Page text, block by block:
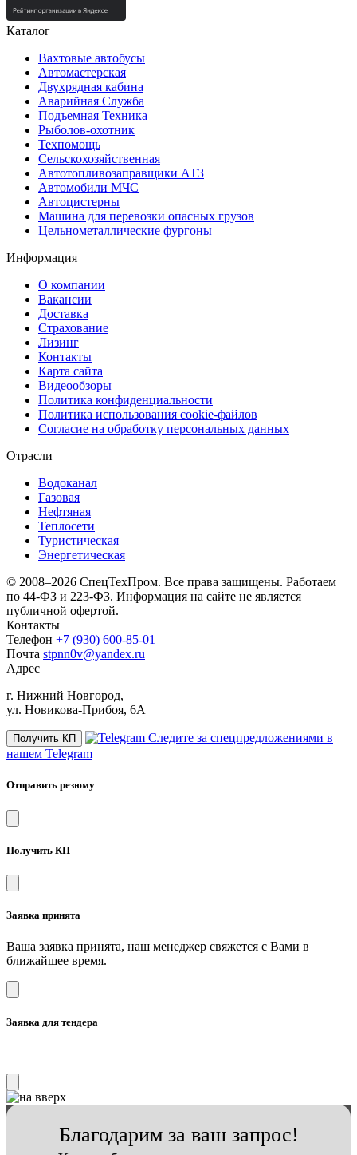
Каталог
Вахтовые автобусы
Автомастерская
Двухрядная кабина
Аварийная Служба
Подъемная Техника
Рыболов-охотник
Техпомощь
Сельскохозяйственная
Автотопливозаправщики АТЗ
Автомобили МЧС
Автоцистерны
Машина для перевозки опасных грузов
Цельнометаллические фургоны
Информация
О компании
Вакансии
Доставка
Страхование
Лизинг
Контакты
Карта сайта
Видеообзоры
Политика конфиденциальности
Политика использования сookie-файлов
Согласие на обработку персональных данных
Отрасли
Водоканал
Газовая
Нефтяная
Теплосети
Туристическая
Энергетическая
© 2008–2026 СпецТехПром. Все права защищены. Работаем
по 44-ФЗ и 223-ФЗ. Информация на сайте не является
публичной офертой.
Контакты
Телефон +7 (930) 600-85-01
Почта stpnn0v@yandex.ru
Адрес
г. Нижний Новгород,
ул. Новикова-Прибоя, 6А
Получить КП
Следите за спецпредложениями в
нашем Telegram
Отправить резюму
Получить КП
Заявка принята
Ваша заявка принята, наш менеджер свяжется с Вами в
ближайшее время.
Заявка для тендера
Благодарим за ваш запрос!